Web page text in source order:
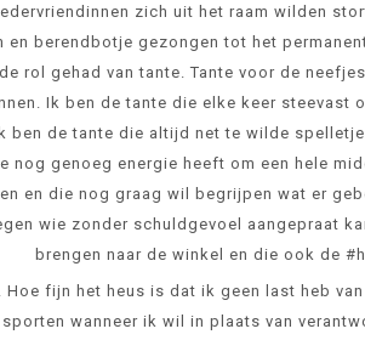
zich uit het raam wilden
en berendbotje gezongen tot het
rol gehad van tante. Tante voor de
Ik ben de tante die elke keer steevast
ben de tante die altijd net te wilde
nog genoeg energie heeft om een hele
en die nog graag wil begrijpen wat er
wie zonder schuldgevoel aangepraat
brengen naar de winkel en die ook de
Hoe fijn het heus is dat ik geen last heb
wanneer ik wil in plaats van